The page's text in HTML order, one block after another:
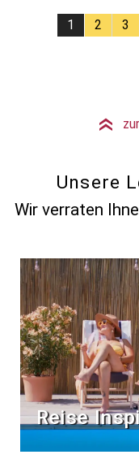
1 2 3
»
Unsere
Wir verraten
Reise